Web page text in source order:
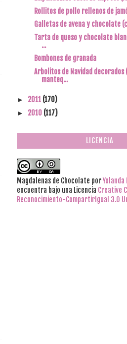
Rollitos de pollo rellenos de
Galletas de avena y chocolate
Tarta de queso y chocolate
...
Bombones de granada
Arbolitos de Navidad decorados
manteq...
► 2011 (170)
► 2010 (117)
LICENCIA
Magdalenas de Chocolate por
encuentra bajo una Licencia Creative
Reconocimiento-CompartirIgual 3.0